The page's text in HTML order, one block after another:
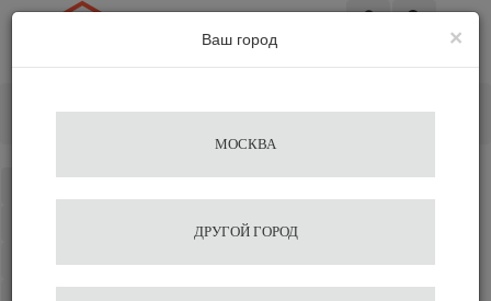
×
Ваш город
МОСКВА
ДРУГОЙ ГОРОД